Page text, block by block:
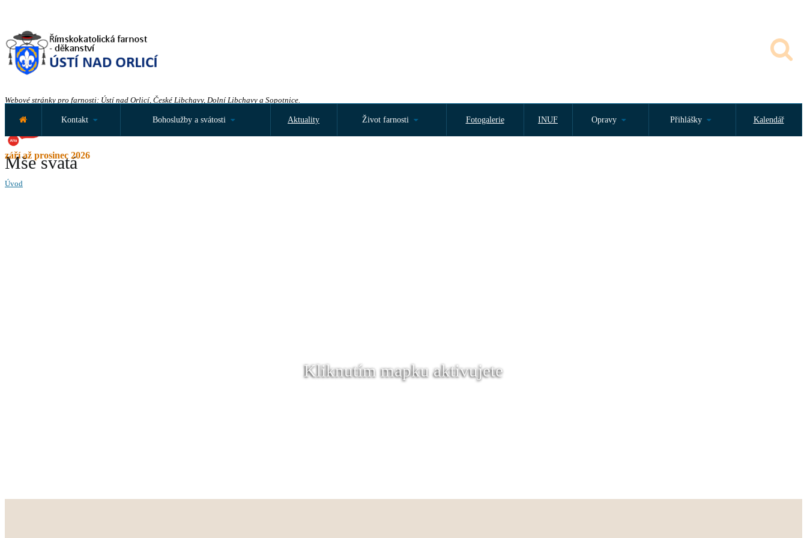
Webové stránky pro farnosti: Ústí nad Orlicí, České Libchavy, Dolní Libchavy a Sopotnice.
září až prosinec 2026
Kontakt Bohoslužby a svátosti Aktuality Život farnosti Fotogalerie INUF Opravy Přihlášky Kalendář
Mše svatá
Úvod
Kliknutím mapku aktivujete